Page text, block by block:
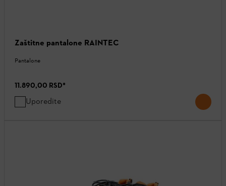
Zaštitne pantalone RAINTEC
Pantalone
11.890,00 RSD*
Uporedite